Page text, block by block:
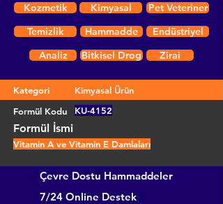
Kozmetik Kimyasal
Pet Veteriner
Temizlik
Hammadde
Endüstriyel
Analiz
Bitkisel Drog Zirai
Kategori
Kimyasal Ürün
Formül Kodu
KU-4152
Formül İsmi
Vitamin A ve Vitamin E Damlaları
Çevre Dostu Hammaddeler
7/24 Online Destek